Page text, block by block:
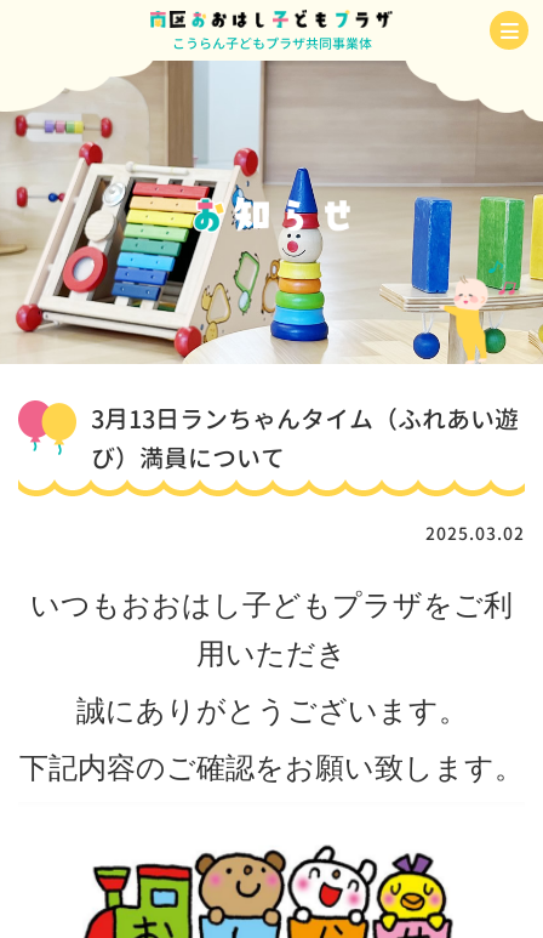
こうらん子どもプラザ共同事業体
3月13日ランちゃんタイム（ふれあい遊
び）満員について
2025.03.02
いつもおおはし子どもプラザをご利
用いただき
誠にありがとうございます。
下記内容のご確認をお願い致します。